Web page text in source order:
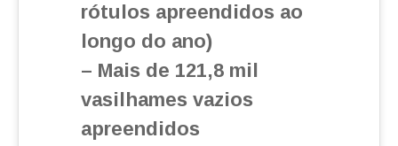
rótulos apreendidos ao
longo do ano)
– Mais de 121,8 mil
vasilhames vazios
apreendidos